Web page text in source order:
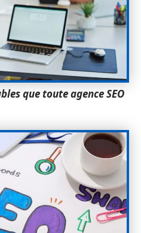
que toute agence SEO